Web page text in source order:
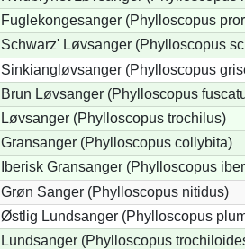
Fuglekongesanger (Phylloscopus
Schwarz' Løvsanger (Phylloscopus
Sinkiangløvsanger (Phylloscopus
Brun Løvsanger (Phylloscopus
Løvsanger (Phylloscopus trochilus)
Gransanger (Phylloscopus collybita)
Iberisk Gransanger (Phylloscopus
Grøn Sanger (Phylloscopus nitidus)
Østlig Lundsanger (Phylloscopus
Lundsanger (Phylloscopus